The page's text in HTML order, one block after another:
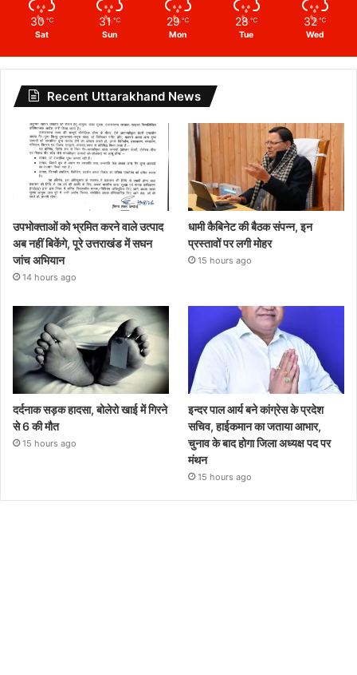
30 ℃
Sat
31 ℃
Sun
29 ℃
Mon
28 ℃
Tue
32 ℃
Wed
Recent Uttarakhand News
उपभोक्ताओं को भ्रमित करने वाले उत्पाद
अब नहीं बिकेंगे, पूरे उत्तराखंड में सघन
जांच अभियान
14 hours ago
धामी कैबिनेट की बैठक संपन्न, इन
प्रस्तावों पर लगी मोहर
15 hours ago
दर्दनाक सड़क हादसा, बोलेरो खाई में गिरने
से 6 की मौत
15 hours ago
इन्दर पाल आर्य बने कांग्रेस के प्रदेश
सचिव, हाईकमान का जताया आभार,
चुनाव के बाद होगा जिला अध्यक्ष पद पर
मंथन
15 hours ago